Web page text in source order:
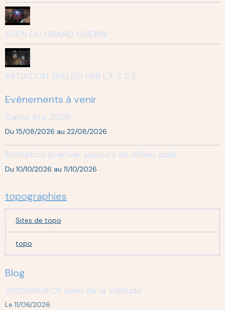
AVEN DU GRAND GUERIN
INITIATION SPELEO PAR L'A S S E
Evénements à venir
Camp été 2026
Du 15/08/2026 au 22/08/2026
formation premier secours en milieu isolé
Du 10/10/2026 au 11/10/2026
topographies
Sites de topo
topo
Blog
20260608CR aven de la solitude
Le 11/06/2026